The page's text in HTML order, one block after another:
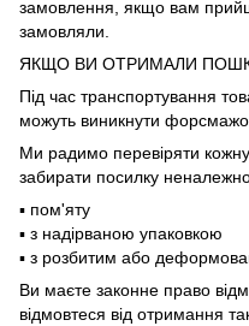
замовлення, якщо вам
замовляли.
ЯКЩО ВИ ОТРИМАЛИ
Під час транспортування
можуть виникнути
Ми радимо перевіряти кожну
забирати посилку
▪️ пом'яту
▪️ з надірваною упаковкою
▪️ з розбитим або
Ви маєте законне право
відмовтеся від отримання